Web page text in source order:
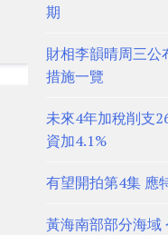
期
財相李韻晴周三公
措施一覽
未來4年加稅削支
資加4.1%
有望開拍第4集 應
黃海南部部分海域